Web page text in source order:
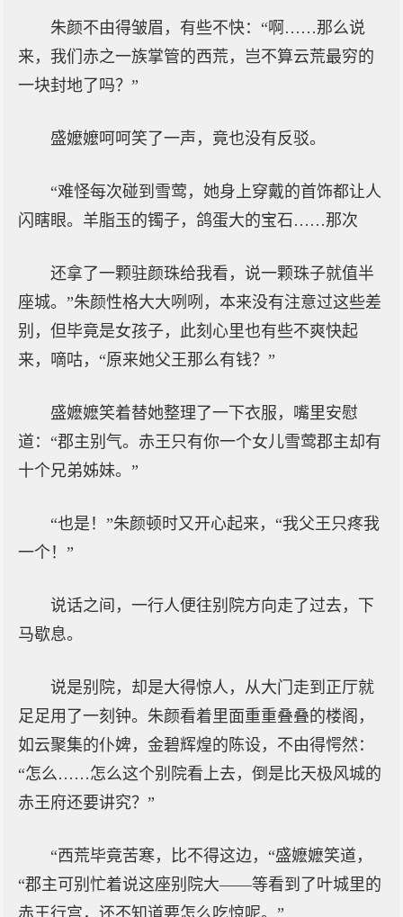
朱颜不由得皱眉，有些不快：“啊……那么说
来，我们赤之一族掌管的西荒，岂不算云荒最穷的
一块封地了吗？”
盛嬤嬤呵呵笑了一声，竟也没有反驳。
“难怪每次碰到雪莺，她身上穿戴的首饰都让人
闪瞎眼。羊脂玉的镯子，鸽蛋大的宝石……那次
还拿了一颗驻颜珠给我看，说一颗珠子就值半
座城。”朱颜性格大大咧咧，本来没有注意过这些差
别，但毕竟是女孩子，此刻心里也有些不爽快起
来，嘀咕，“原来她父王那么有钱？”
盛嬷嬷笑着替她整理了一下衣服，嘴里安慰
道：“郡主别气。赤王只有你一个女儿雪莺郡主却有
十个兄弟姊妹。”
“也是！”朱颜顿时又开心起来，“我父王只疼我
一个！”
说话之间，一行人便往别院方向走了过去，下
马歇息。
说是别院，却是大得惊人，从大门走到正厅就
足足用了一刻钟。朱颜看着里面重重叠叠的楼阁，
如云聚集的仆婢，金碧辉煌的陈设，不由得愕然：
“怎么……怎么这个别院看上去，倒是比天极风城的
赤王府还要讲究？”
“西荒毕竟苦寒，比不得这边，“盛嬷嬷笑道，
“郡主可别忙着说这座别院大——等看到了叶城里的
赤王行宫，还不知道要怎么吃惊呢。”